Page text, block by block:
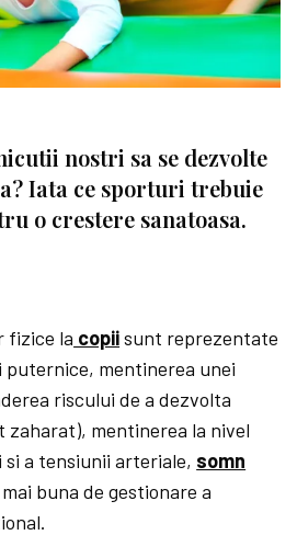
nostri sa se dezvolte
Iata ce sporturi trebuie
o crestere sanatoasa.
fizice la copiisunt reprezentate
puternice, mentinerea unei
riscului de a dezvolta
zaharat), mentinerea la nivel
a tensiunii arteriale, somn
buna de gestionare a